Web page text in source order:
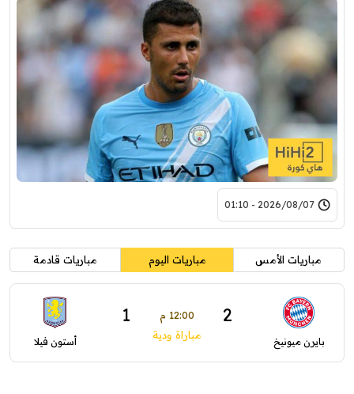
2026/08/07 - 01:10
مباريات الأمس مباريات اليوم مباريات قادمة
بايرن ميونيخ
2 12:00 م 1
مباراة ودية أستون فيلا